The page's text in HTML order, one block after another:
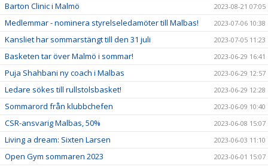
Barton Clinic i Malmö 2023-08-21 07:05
Medlemmar - nominera styrelseledamöter till Malbas! 2023-07-06 10:38
Kansliet har sommarstängt till den 31 juli 2023-07-05 11:23
Basketen tar över Malmö i sommar! 2023-06-29 16:41
Puja Shahbani ny coach i Malbas 2023-06-29 12:57
Ledare sökes till rullstolsbasket! 2023-06-29 12:28
Sommarord från klubbchefen 2023-06-09 10:40
CSR-ansvarig Malbas, 50% 2023-06-08 15:07
Living a dream: Sixten Larsen 2023-06-03 11:10
Open Gym sommaren 2023 2023-06-01 15:07